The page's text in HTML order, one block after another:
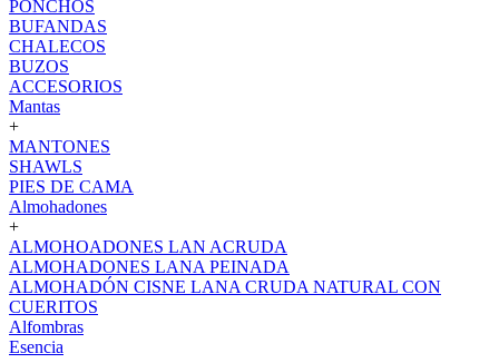
PONCHOS
BUFANDAS
CHALECOS
BUZOS
ACCESORIOS
Mantas
+
MANTONES
SHAWLS
PIES DE CAMA
Almohadones
+
ALMOHOADONES LAN ACRUDA
ALMOHADONES LANA PEINADA
ALMOHADÓN CISNE LANA CRUDA NATURAL CON
CUERITOS
Alfombras
Esencia